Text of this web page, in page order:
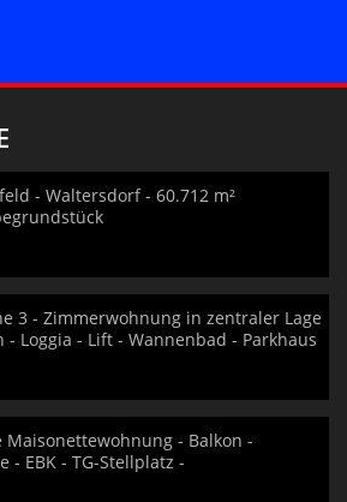
- Waltersdorf - 60.712 m²
3 - Zimmerwohnung in zentraler Lage
- Loggia - Lift - Wannenbad - Parkhaus
Maisonettewohnung - Balkon -
- EBK - TG-Stellplatz -